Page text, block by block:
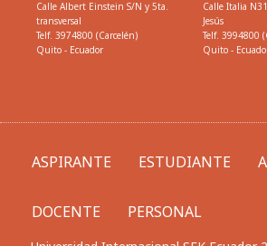
Calle Albert Einstein S/N y 5ta.
transversal
Telf. 3974800 (Carcelén)
Quito - Ecuador
Calle Italia
Jesús
Telf. 3994800
Quito -
ASPIRANTE ESTUDIANTE
DOCENTE PERSONAL